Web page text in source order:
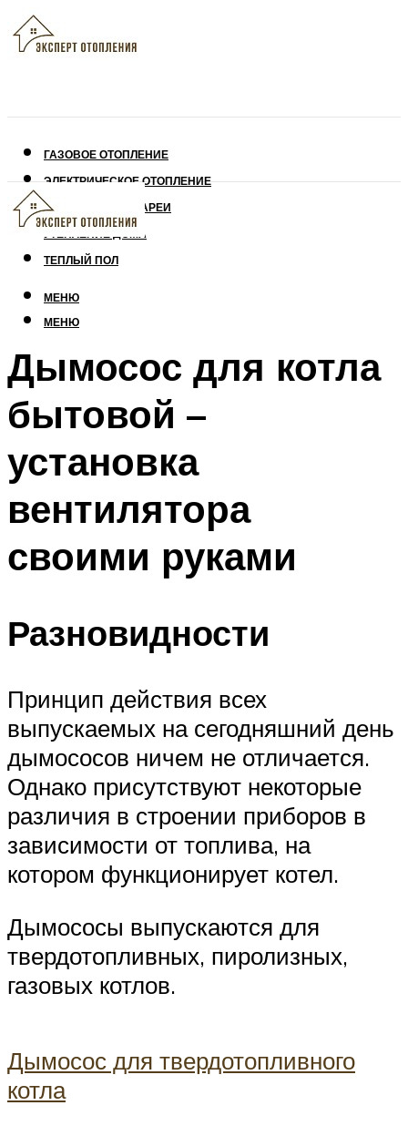
ГАЗОВОЕ ОТОПЛЕНИЕ
ЭЛЕКТРИЧЕСКОЕ ОТОПЛЕНИЕ
СОЛНЕЧНЫЕ БАТАРЕИ
УТЕПЛЕНИЕ ДОМА
ТЕПЛЫЙ ПОЛ
МЕНЮ
МЕНЮ
Дымосос для котла
бытовой –
установка
вентилятора
своими руками
Разновидности
Принцип действия всех
выпускаемых на сегодняшний день
дымососов ничем не отличается.
Однако присутствуют некоторые
различия в строении приборов в
зависимости от топлива, на
котором функционирует котел.
Дымососы выпускаются для
твердотопливных, пиролизных,
газовых котлов.
Дымосос для твердотопливного
котла